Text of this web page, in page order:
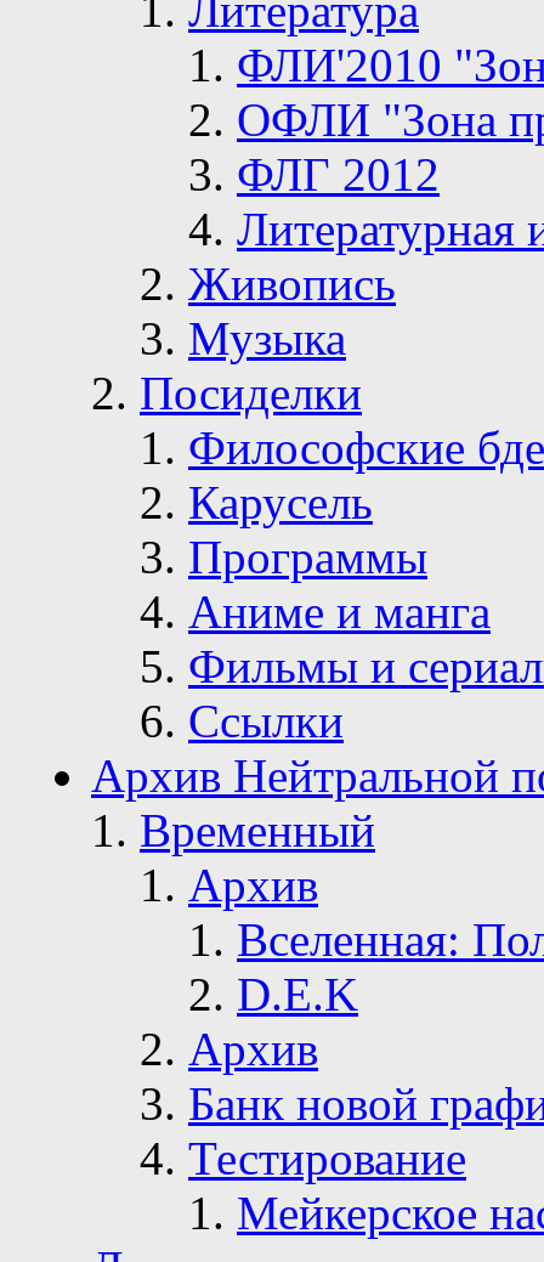
Литература
ФЛИ'2010
ОФЛИ "Зона
ФЛГ 2012
Живопись
Музыка
Посиделки
Философские
Карусель
Программы
Аниме и манга
Фильмы и
Ссылки
Архив Нейтральной
Временный
Архив
Вселенная:
D.E.K
Архив
Банк новой
Тестирование
Мейкерское